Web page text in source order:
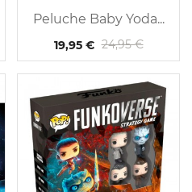
Peluche Baby Yoda...
19,95 € 24,95 €